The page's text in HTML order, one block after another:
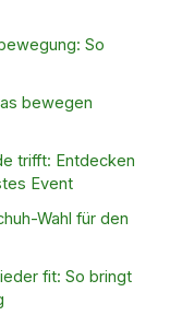
So
bewegen
trifft: Entdecken
Event
Wahl für den
fit: So bringt